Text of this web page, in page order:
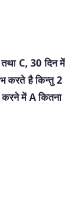
C, 30 दिन में
करते है किन्तु 2
करने में A कितना